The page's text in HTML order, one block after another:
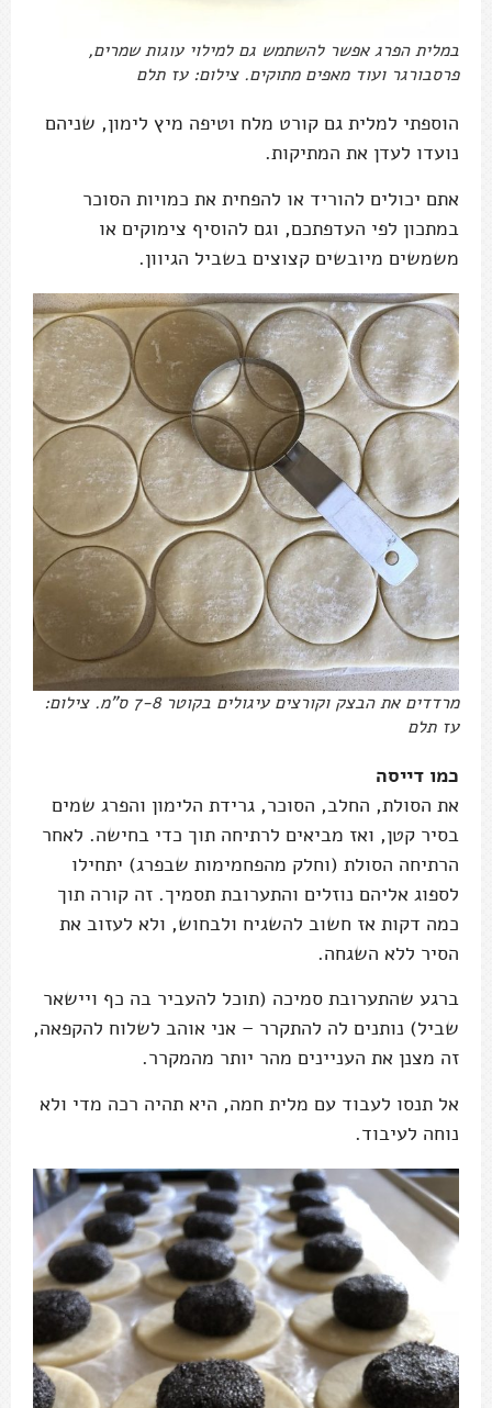
במלית הפרג אפשר להשתמש גם למילוי עוגות שמרים,
פרסבורגר ועוד מאפים מתוקים. צילום: עז תלם
הוספתי למלית גם קורט מלח וטיפה מיץ לימון, שניהם
נועדו לעדן את המתיקות.
אתם יכולים להוריד או להפחית את כמויות הסוכר
במתכון לפי העדפתכם, וגם להוסיף צימוקים או
משמשים מיובשים קצוצים בשביל הגיוון.
מרדדים את הבצק וקורצים עיגולים בקוטר 7-8 ס"מ. צילום:
עז תלם
כמו דייסה
את הסולת, החלב, הסוכר, גרידת הלימון והפרג שמים
בסיר קטן, ואז מביאים לרתיחה תוך כדי בחישה. לאחר
הרתיחה הסולת (וחלק מהפחמימות שבפרג) יתחילו
לספוג אליהם נוזלים והתערובת תסמיך. זה קורה תוך
כמה דקות אז חשוב להשגיח ולבחוש, ולא לעזוב את
הסיר ללא השגחה.
ברגע שהתערובת סמיכה (תוכל להעביר בה כף ויישאר
שביל) נותנים לה להתקרר – אני אוהב לשלוח להקפאה,
זה מצנן את העניינים מהר יותר מהמקרר.
אל תנסו לעבוד עם מלית חמה, היא תהיה רכה מדי ולא
נוחה לעיבוד.